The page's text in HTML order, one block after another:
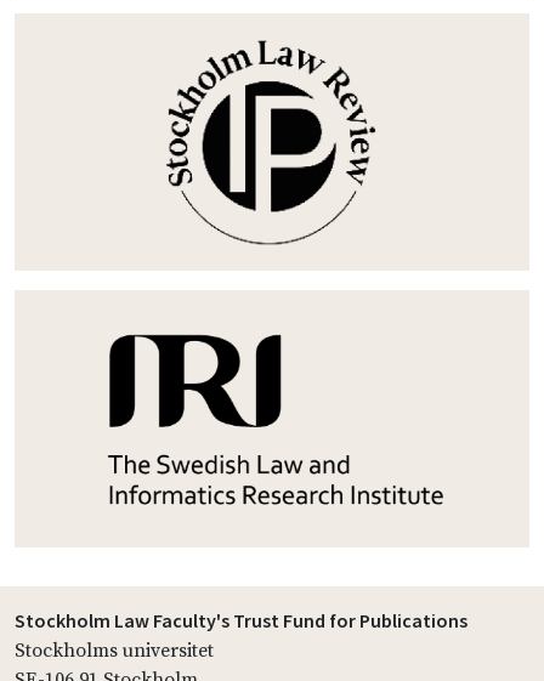
Stockholm Law Faculty's Trust Fund for Publications
Stockholms universitet